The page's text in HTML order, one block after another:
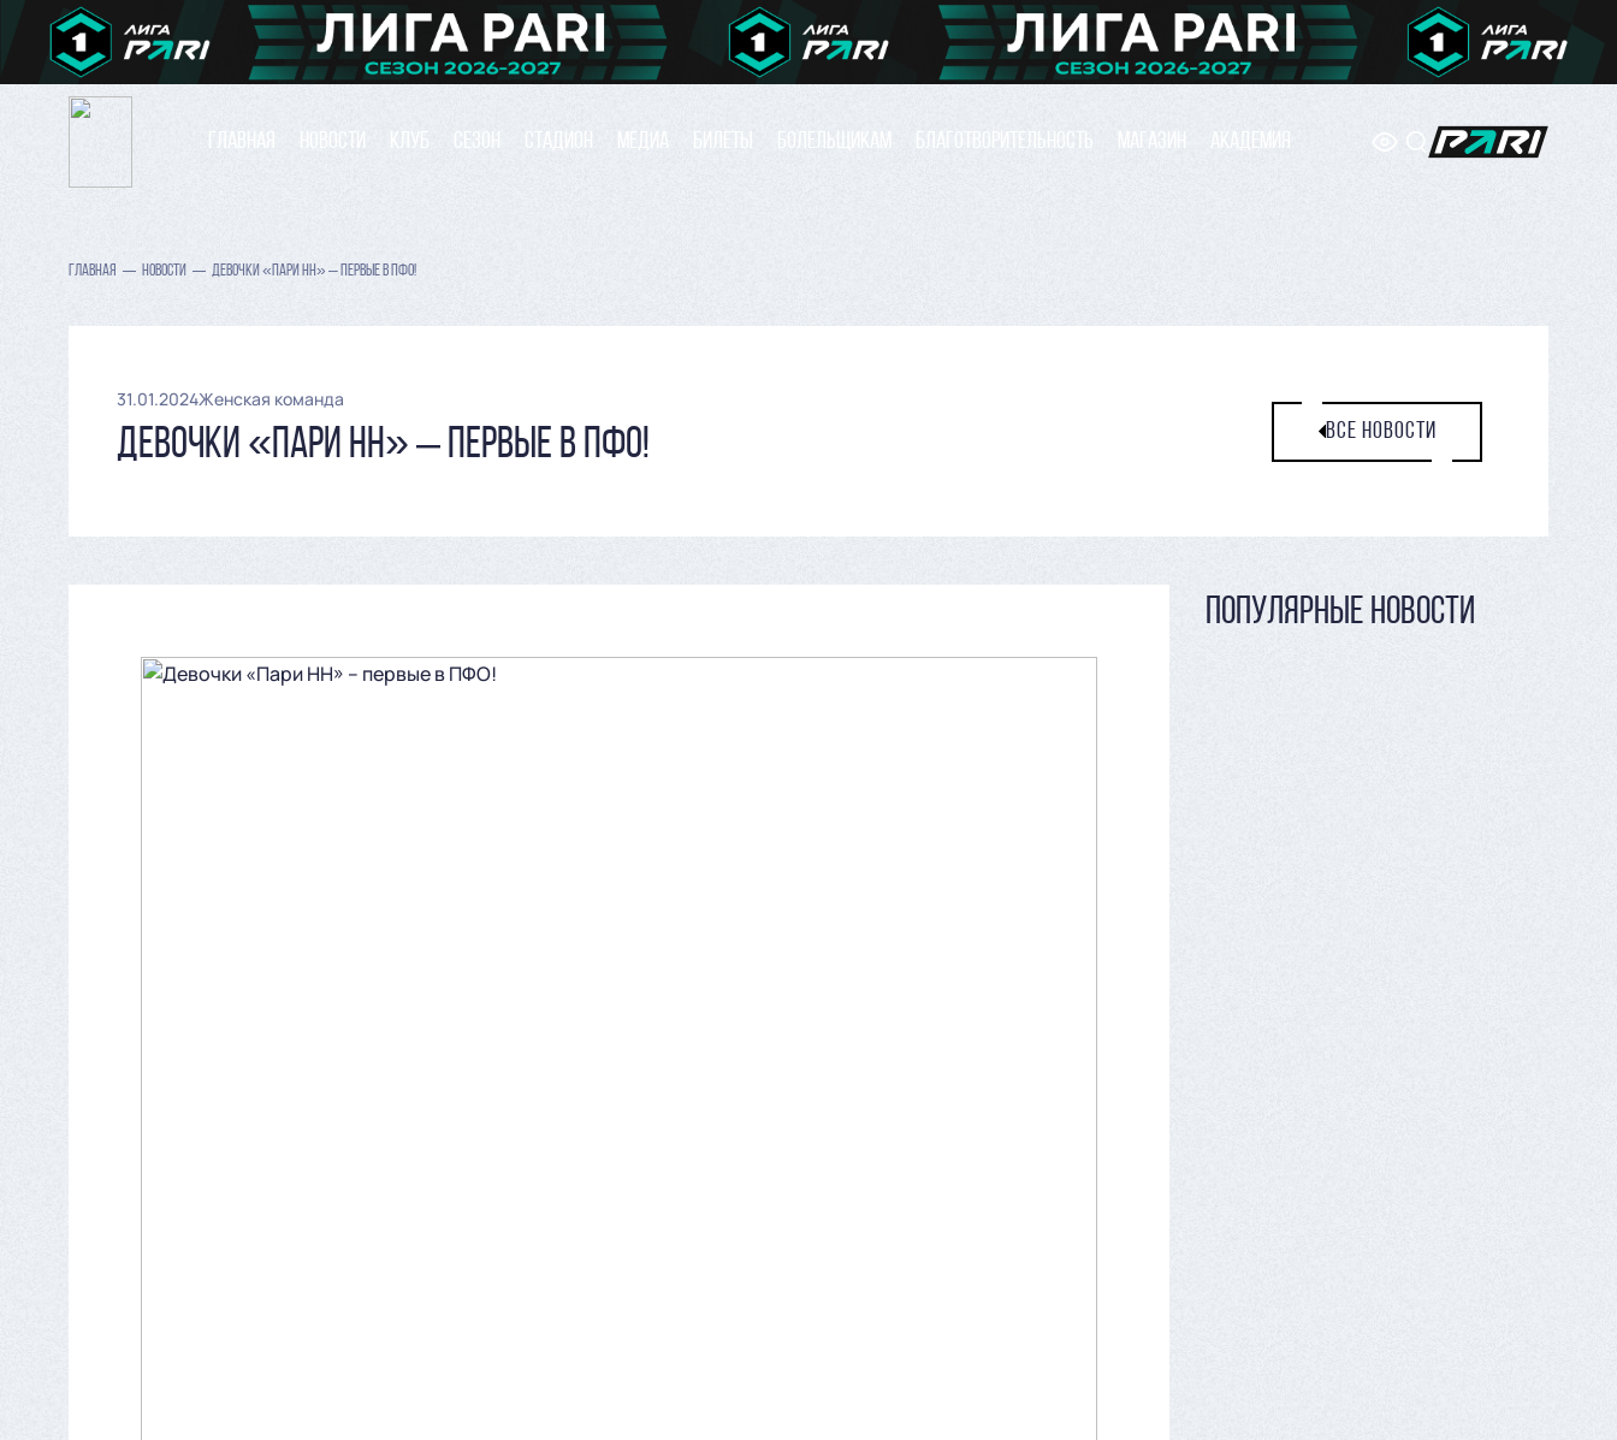
ГЛАВНАЯ НОВОСТИ КЛУБ СЕЗОН СТАДИОН МЕДИА БИЛЕТЫ БОЛЕЛЬЩИКАМ БЛАГОТВОРИТЕЛЬНОСТЬ МАГАЗИН АКАДЕМИЯ
ГЛАВНАЯ НОВОСТИ ДЕВОЧКИ «ПАРИ НН» – ПЕРВЫЕ В ПФО!
31.01.2024Женская команда
ДЕВОЧКИ «ПАРИ НН» – ПЕРВЫЕ В ПФО! ВСЕ НОВОСТИ
ПОПУЛЯРНЫЕ НОВОСТИ